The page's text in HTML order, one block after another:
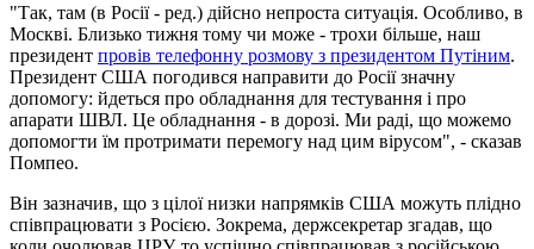
"Так, там (в Росії - ред.) дійсно непроста ситуація. Особливо, в
Москві. Близько тижня тому чи може - трохи більше, наш
президент провів телефонну розмову з президентом Путіним.
Президент США погодився направити до Росії значну
допомогу: йдеться про обладнання для тестування і про
апарати ШВЛ. Це обладнання - в дорозі. Ми раді, що можемо
допомогти їм протримати перемогу над цим вірусом", - сказав
Помпео.
Він зазначив, що з цілої низки напрямків США можуть плідно
співпрацювати з Росією. Зокрема, держсекретар згадав, що